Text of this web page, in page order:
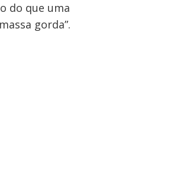
do que uma
gorda”.